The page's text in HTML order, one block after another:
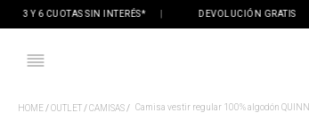
3 Y 6 CUOTAS SIN INTERÉS* DEVOLUCIÓN GRATIS
OUTLET CAMISAS Camisa vestir regular 100% algodón QUINN